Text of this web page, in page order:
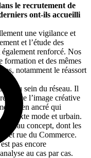
le recrutement de
ont-ils accueilli
une vigilance et
et l’étude des
renforcé. Nos
formation et des mêmes
notamment le réassort
au sein du réseau. Il
l’image créative
bien ancré qui
mode et urbain.
concept, dont les
et rue du Commerce.
pas encore
au cas par cas.